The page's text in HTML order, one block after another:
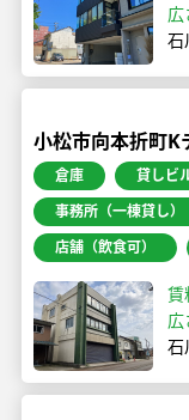
広
石
小松市向本折町K
倉庫 貸しビ
事務所（一棟貸し）
店舗（飲食可）
賃
広
石